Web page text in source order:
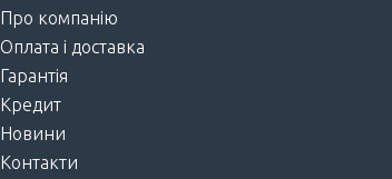
Про компанію
Оплата і доставка
Гарантія
Кредит
Новини
Контакти